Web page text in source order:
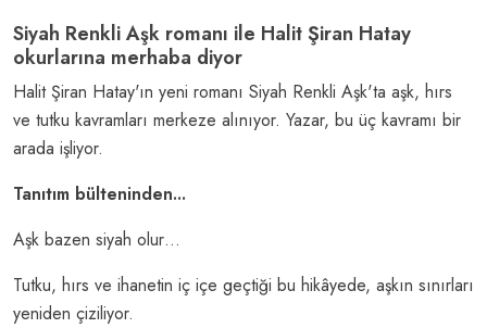
Siyah Renkli Aşk romanı ile Halit Şiran Hatay
okurlarına merhaba diyor
Halit Şiran Hatay'ın yeni romanı Siyah Renkli Aşk'ta aşk, hırs
ve tutku kavramları merkeze alınıyor. Yazar, bu üç kavramı bir
arada işliyor.
Tanıtım bülteninden...
Aşk bazen siyah olur…
Tutku, hırs ve ihanetin iç içe geçtiği bu hikâyede, aşkın sınırları
yeniden çiziliyor.